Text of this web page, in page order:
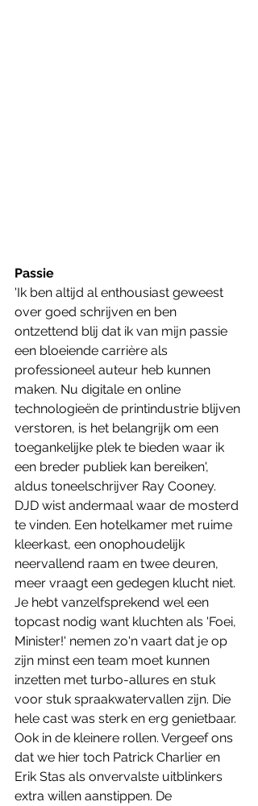
Passie
'Ik ben altijd al enthousiast geweest
over goed schrijven en ben
ontzettend blij dat ik van mijn passie
een bloeiende carrière als
professioneel auteur heb kunnen
maken. Nu digitale en online
technologieën de printindustrie blijven
verstoren, is het belangrijk om een ​​
toegankelijke plek te bieden waar ik
een breder publiek kan bereiken',
aldus toneelschrijver Ray Cooney.
DJD wist andermaal waar de mosterd
te vinden. Een hotelkamer met ruime
kleerkast, een onophoudelijk
neervallend raam en twee deuren,
meer vraagt een gedegen klucht niet.
Je hebt vanzelfsprekend wel een
topcast nodig want kluchten als 'Foei,
Minister!' nemen zo'n vaart dat je op
zijn minst een team moet kunnen
inzetten met turbo-allures en stuk
voor stuk spraakwatervallen zijn. Die
hele cast was sterk en erg genietbaar.
Ook in de kleinere rollen. Vergeef ons
dat we hier toch Patrick Charlier en
Erik Stas als onvervalste uitblinkers
extra willen aanstippen. De